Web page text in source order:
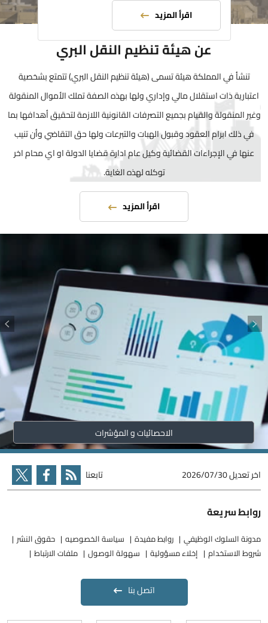
اقرأ المزيد
عن هيئة تنظيم النقل البري
تنشأ في المملكة هيئة تسمى (هيئة تنظيم النقل البري) تتمتع بشخصية
اعتبارية ذات استقلال مالي وإداري ولها بهذه الصفة تملك الأموال المنقولة
وغير المنقولة والقيام بجميع التصرفات القانونية اللازمة لتحقيق أهدافها بما
في ذلك ابرام العقود وقبول الهبات والتبرعات ولها حق التقاضي وأن تنيب
عنها في الإجراءات القضائية وكيل عام ادارة قضايا الدولة او اي محام اخر
توكله لهذه الغاية.
اقرأ المزيد
الاحصائيات و المؤشرات
اخر تعديل2026/07/30 تابعنا
روابط سريعة
مدونة السلوك الوظيفي روابط مفيدة سياسة الخصوصيه
حقوق النشر
شروط الاستخدام
إخلاء مسؤولية سهولة الوصول ملفات الارتباط
اتصل بنا